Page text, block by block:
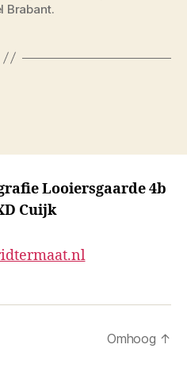
Brabant.
Looiersgaarde 4b
Cuijk
Omhoog ↑